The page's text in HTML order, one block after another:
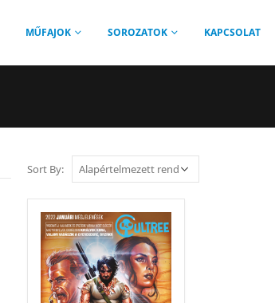
MŰFAJOK SOROZATOK KAPCSOLAT
Sort By: